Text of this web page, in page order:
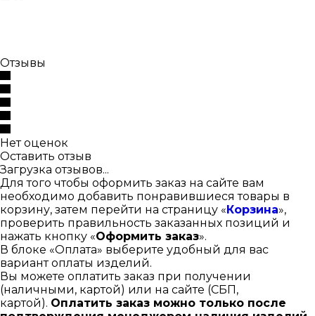
Отзывы
Нет оценок
Оставить отзыв
Загрузка отзывов...
Для того чтобы оформить заказ на сайте вам
необходимо добавить понравившиеся товары в
корзину, затем перейти на страницу «Корзина»,
проверить правильность заказанных позиций и
нажать кнопку «Оформить заказ».
В блоке «Оплата» выберите удобный для вас
вариант оплаты изделий.
Вы можете оплатить заказ при получении
(наличными, картой) или на сайте (СБП,
картой). Оплатить заказ можно только после